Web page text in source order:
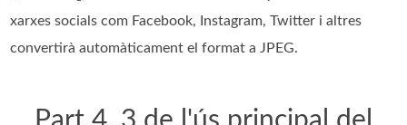
xarxes socials com Facebook, Instagram, Twitter i altres
convertirà automàticament el format a JPEG.